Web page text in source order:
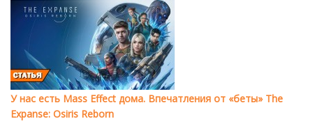
У нас есть Mass Effect дома. Впечатления от «беты» The
Expanse: Osiris Reborn